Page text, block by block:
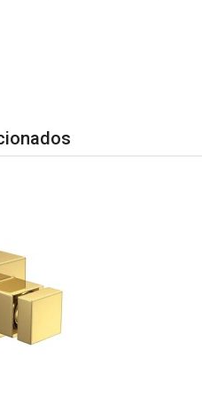
70 mm| Altura: 70 mm.
técnica do produto
é utilizado para registro de
caso este registro esta fora